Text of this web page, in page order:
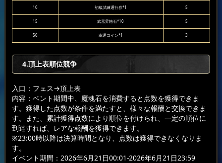
10 初級試練通行券*1 5
15 武器昇格石*10 5
50 幸運コイン*1 3
4.頂上表順位競争
入口：フェス→頂上表
内容：ベント期間中、魔魂石を消費すると点数を獲得できま
す。獲得した点数が条件を満たすと、様々な報酬と交換できま
す。また、累計獲得点数により順位を付けられ、一定の順位に
到達すれば、レアな報酬を獲得できます。
※23:00時以降は決算時間となり、点数は獲得できなくなりま
す。
イベント期間：2026年6月21日00:01-2026年6月21日23:59